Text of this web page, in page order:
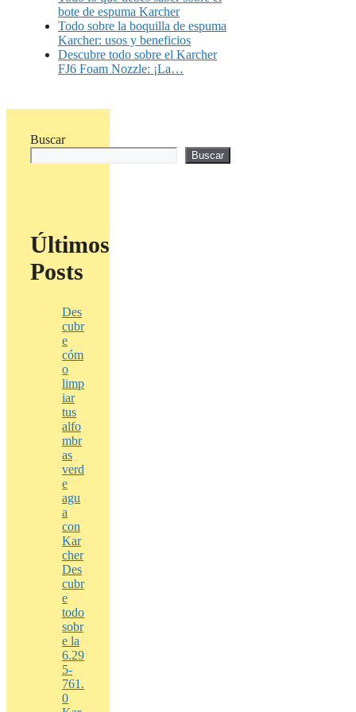
bote de espuma Karcher
Todo sobre la boquilla de espuma
Karcher: usos y beneficios
Descubre todo sobre el Karcher
FJ6 Foam Nozzle: ¡La…
Buscar
Buscar
Últimos
Posts
Des
cubr
e
cóm
o
limp
iar
tus
alfo
mbr
as
verd
e
agu
a
con
Kar
cher
Des
cubr
e
todo
sobr
e la
6.29
5-
761.
0